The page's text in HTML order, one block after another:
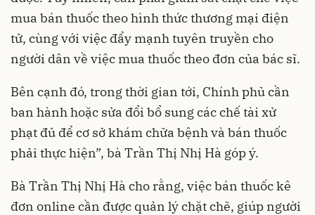
mua bán thuốc theo hình thức thương mại điện
tử, cùng với việc đẩy mạnh tuyên truyền cho
người dân về việc mua thuốc theo đơn của bác sĩ.
Bên cạnh đó, trong thời gian tới, Chính phủ cần
ban hành hoặc sửa đổi bổ sung các chế tài xử
phạt đủ để cơ sở khám chữa bệnh và bán thuốc
phải thực hiện”, bà Trần Thị Nhị Hà góp ý.
Bà Trần Thị Nhị Hà cho rằng, việc bán thuốc kê
đơn online cần được quản lý chặt chẽ, giúp người